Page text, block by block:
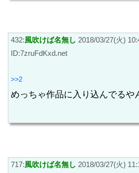
432:風吹けば名無し 2018/03/27(火)
ID:7zruFdKxd.net
>>2
めっちゃ作品に入り込んでるや
717:風吹けば名無し 2018/03/27(火)